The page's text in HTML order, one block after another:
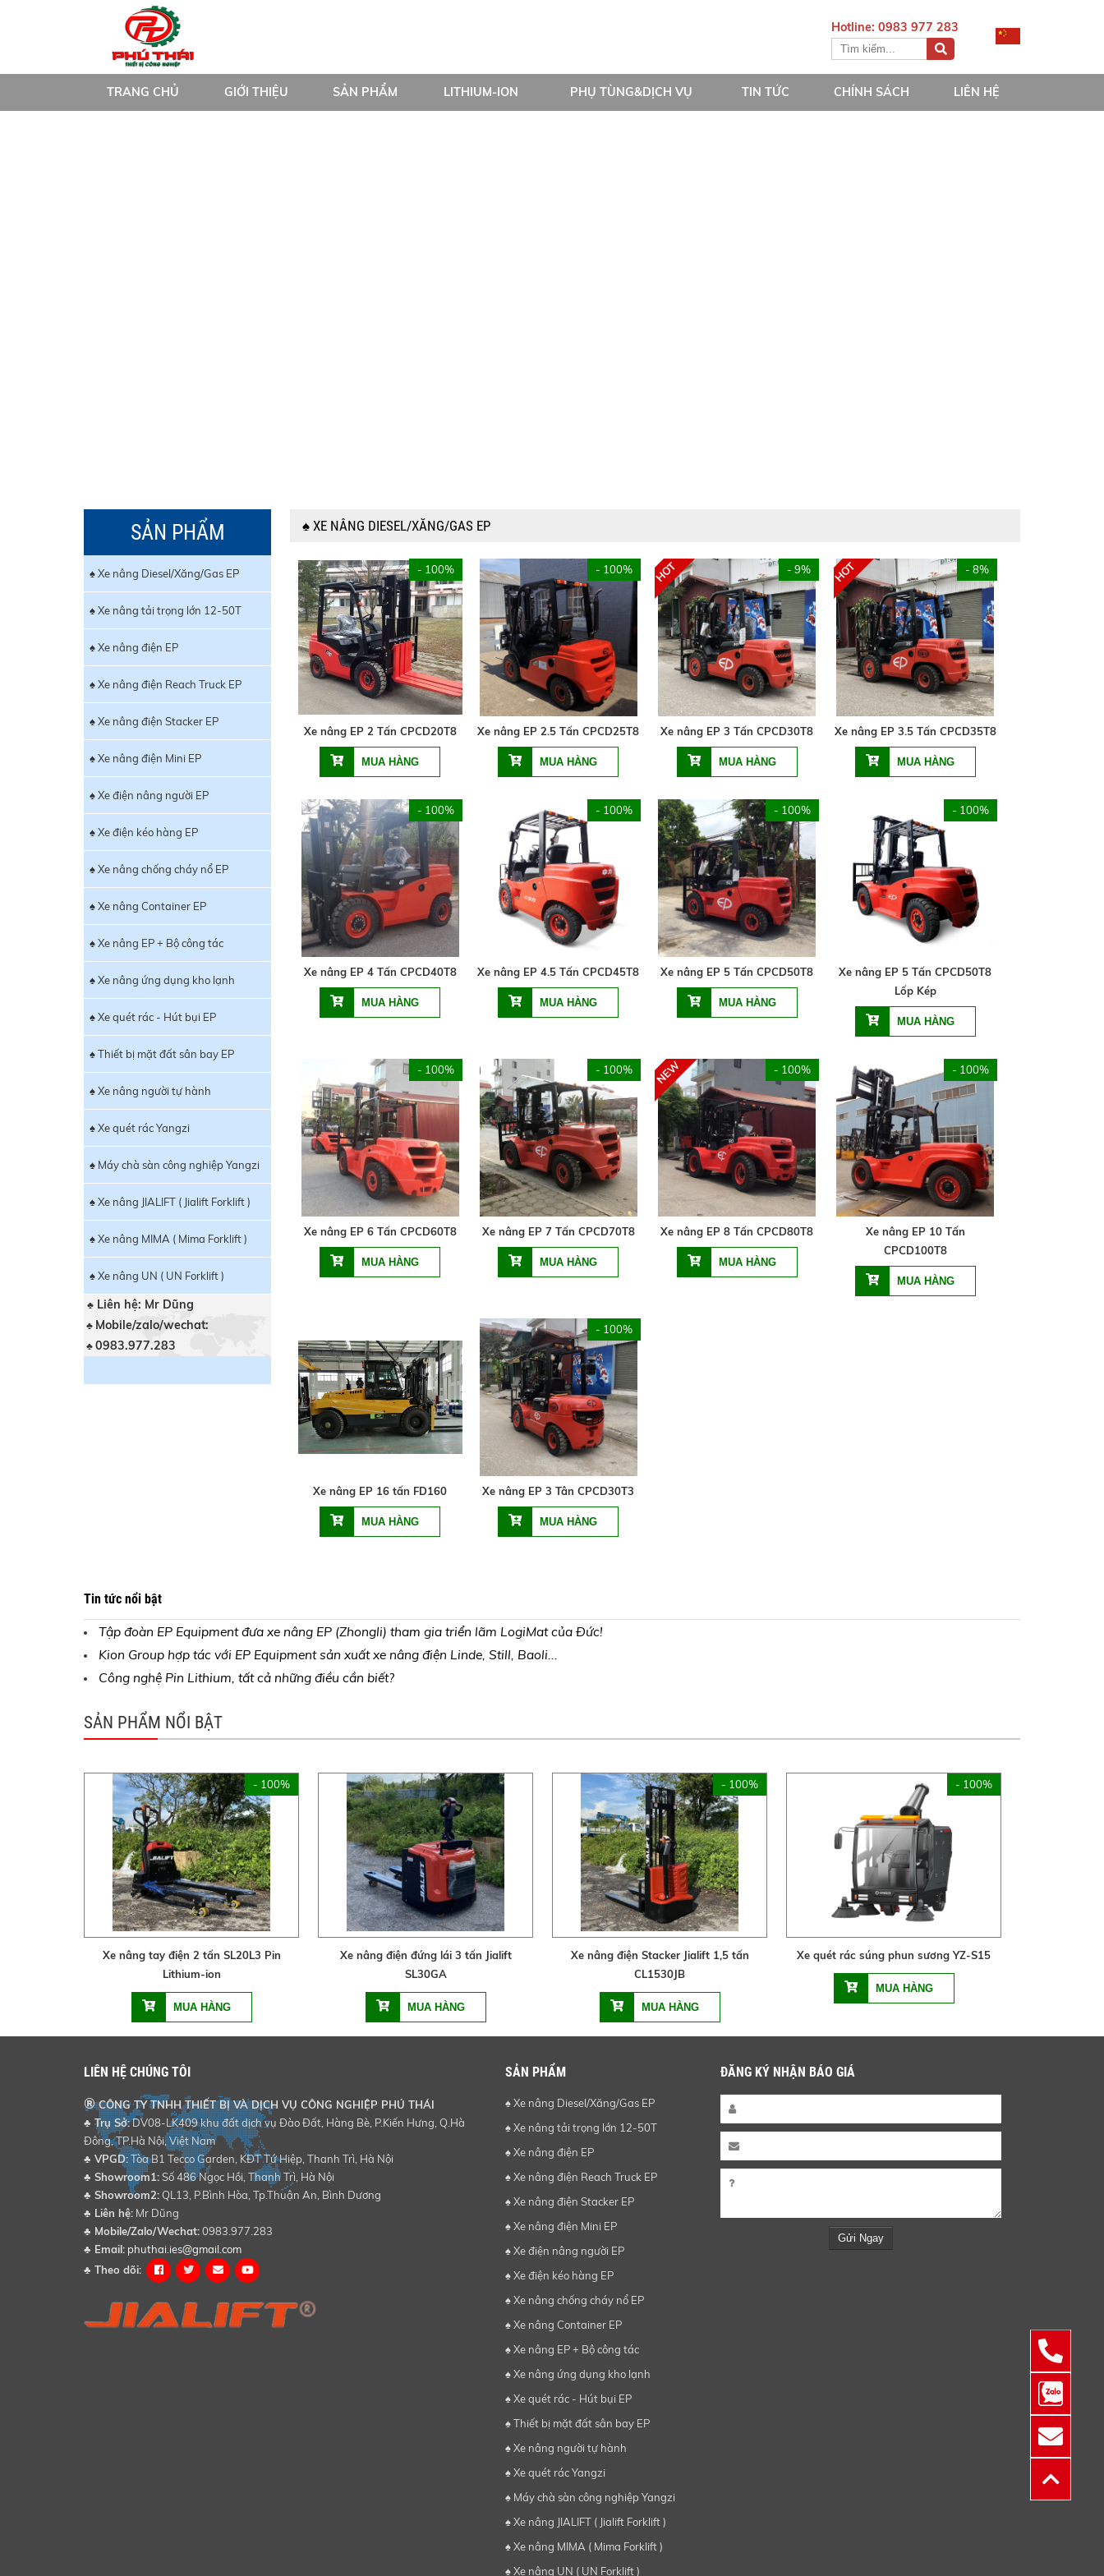
Hotline: 0983 977 283
TRANG CHỦ GIỚI THIỆU SẢN PHẨM LITHIUM-ION PHỤ TÙNG&DỊCH VỤ TIN TỨC CHÍNH SÁCH LIÊN HỆ
SẢN PHẨM
♠ Xe nâng Diesel/Xăng/Gas EP
♠ Xe nâng tải trọng lớn 12-50T
♠ Xe nâng điện EP
♠ Xe nâng điện Reach Truck EP
♠ Xe nâng điện Stacker EP
♠ Xe nâng điện Mini EP
♠ Xe điện nâng người EP
♠ Xe điện kéo hàng EP
♠ Xe nâng chống cháy nổ EP
♠ Xe nâng Container EP
♠ Xe nâng EP + Bộ công tác
♠ Xe nâng ứng dụng kho lạnh
♠ Xe quét rác - Hút bụi EP
♠ Thiết bị mặt đất sân bay EP
♠ Xe nâng người tự hành
♠ Xe quét rác Yangzi
♠ Máy chà sàn công nghiệp Yangzi
♠ Xe nâng JIALIFT ( Jialift Forklift )
♠ Xe nâng MIMA ( Mima Forklift )
♠ Xe nâng UN ( UN Forklift )
♣ Liên hệ: Mr Dũng
♣ Mobile/zalo/wechat:
♣ 0983.977.283
♠ XE NÂNG DIESEL/XĂNG/GAS EP
- 100%
Xe nâng EP 2 Tấn CPCD20T8
- 100%
Xe nâng EP 2.5 Tấn CPCD25T8
- 9%
Xe nâng EP 3 Tấn CPCD30T8
- 8%
Xe nâng EP 3.5 Tấn CPCD35T8
- 100%
Xe nâng EP 4 Tấn CPCD40T8
- 100%
Xe nâng EP 4.5 Tấn CPCD45T8
- 100%
Xe nâng EP 5 Tấn CPCD50T8
- 100%
Xe nâng EP 5 Tấn CPCD50T8
Lốp Kép
- 100%
Xe nâng EP 6 Tấn CPCD60T8
- 100%
Xe nâng EP 7 Tấn CPCD70T8
- 100%
Xe nâng EP 8 Tấn CPCD80T8
- 100%
Xe nâng EP 10 Tấn
CPCD100T8
Xe nâng EP 16 tấn FD160
- 100%
Xe nâng EP 3 Tân CPCD30T3
Tin tức nổi bật
Tập đoàn EP Equipment đưa xe nâng EP (Zhongli) tham gia triển lãm LogiMat của Đức!
Kion Group hợp tác với EP Equipment sản xuất xe nâng điện Linde, Still, Baoli...
Công nghệ Pin Lithium, tất cả những điều cần biết?
SẢN PHẨM NỔI BẬT
- 100%
Xe nâng tay điện 2 tấn SL20L3 Pin
Lithium-ion
Xe nâng điện đứng lái 3 tấn Jialift
SL30GA
- 100%
Xe nâng điện Stacker Jialift 1,5 tấn
CL1530JB
- 100%
Xe quét rác súng phun sương YZ-S15
LIÊN HỆ CHÚNG TÔI
®CÔNG TY TNHH THIẾT BỊ VÀ DỊCH VỤ CÔNG NGHIỆP PHÚ THÁI
♣ Trụ Sở:DV08-LK409 khu đất dịch vụ Đào Đất, Hàng Bè, P.Kiến Hưng, Q.Hà
Đông, TP.Hà Nội, Việt Nam
♣ VPGD:Tòa B1 Tecco Garden, KĐT Tứ Hiệp, Thanh Trì, Hà Nội
♣ Showroom1:Số 486 Ngọc Hồi, Thanh Trì, Hà Nội
♣ Showroom2: QL13, P.Bình Hòa, Tp.Thuận An, Bình Dương
♣ Liên hệ: Mr Dũng
♣ Mobile/Zalo/Wechat:0983.977.283
♣ Email: phuthai.ies@gmail.com
♣ Theo dõi:
SẢN PHẨM
♠ Xe nâng Diesel/Xăng/Gas EP
♠ Xe nâng tải trọng lớn 12-50T
♠ Xe nâng điện EP
♠ Xe nâng điện Reach Truck EP
♠ Xe nâng điện Stacker EP
♠ Xe nâng điện Mini EP
♠ Xe điện nâng người EP
♠ Xe điện kéo hàng EP
♠ Xe nâng chống cháy nổ EP
♠ Xe nâng Container EP
♠ Xe nâng EP + Bộ công tác
♠ Xe nâng ứng dụng kho lạnh
♠ Xe quét rác - Hút bụi EP
♠ Thiết bị mặt đất sân bay EP
♠ Xe nâng người tự hành
♠ Xe quét rác Yangzi
♠ Máy chà sàn công nghiệp Yangzi
♠ Xe nâng JIALIFT ( Jialift Forklift )
♠ Xe nâng MIMA ( Mima Forklift )
♠ Xe nâng UN ( UN Forklift )
ĐĂNG KÝ NHẬN BÁO GIÁ